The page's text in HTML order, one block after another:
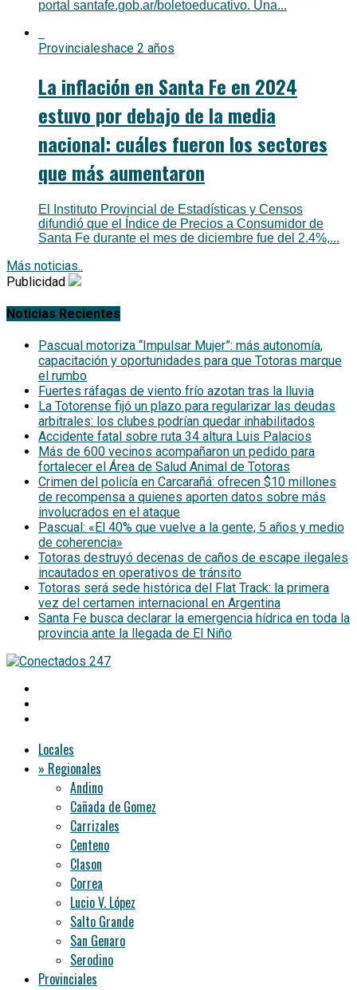
portal santafe.gob.ar/boletoeducativo. Una...
Provincialeshace 2 años
La inflación en Santa Fe en 2024
estuvo por debajo de la media
nacional: cuáles fueron los sectores
que más aumentaron
El Instituto Provincial de Estadísticas y Censos
difundió que el Índice de Precios a Consumidor de
Santa Fe durante el mes de diciembre fue del 2.4%,...
Más noticias..
Publicidad
Noticias Recientes
Pascual motoriza “Impulsar Mujer”: más autonomía,
capacitación y oportunidades para que Totoras marque
el rumbo
Fuertes ráfagas de viento frío azotan tras la lluvia
La Totorense fijó un plazo para regularizar las deudas
arbitrales: los clubes podrían quedar inhabilitados
Accidente fatal sobre ruta 34 altura Luis Palacios
Más de 600 vecinos acompañaron un pedido para
fortalecer el Área de Salud Animal de Totoras
Crimen del policía en Carcarañá: ofrecen $10 millones
de recompensa a quienes aporten datos sobre más
involucrados en el ataque
Pascual: «El 40% que vuelve a la gente, 5 años y medio
de coherencia»
Totoras destruyó decenas de caños de escape ilegales
incautados en operativos de tránsito
Totoras será sede histórica del Flat Track: la primera
vez del certamen internacional en Argentina
Santa Fe busca declarar la emergencia hídrica en toda la
provincia ante la llegada de El Niño
Locales
» Regionales
Andino
Cañada de Gomez
Carrizales
Centeno
Clason
Correa
Lucio V. López
Salto Grande
San Genaro
Serodino
Provinciales